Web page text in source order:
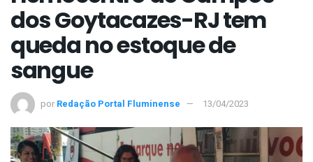
dos Goytacazes-RJ tem
queda no estoque de
sangue
por Redação Portal Fluminense 13/04/2023